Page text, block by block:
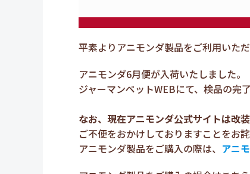
平素よりアニモンダ製品をご利用いた
アニモンダ6月便が入荷いたしました。
ジャーマンペットWEBにて、検品の完
なお、現在アニモンダ公式サイトは改
ご不便をおかけしておりますことをお詫
アニモンダ製品をご購入の際は、 アニ